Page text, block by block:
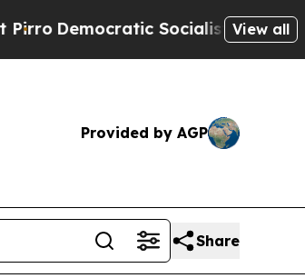
Democratic Socialists of America
View all
Provided by AGP
Share